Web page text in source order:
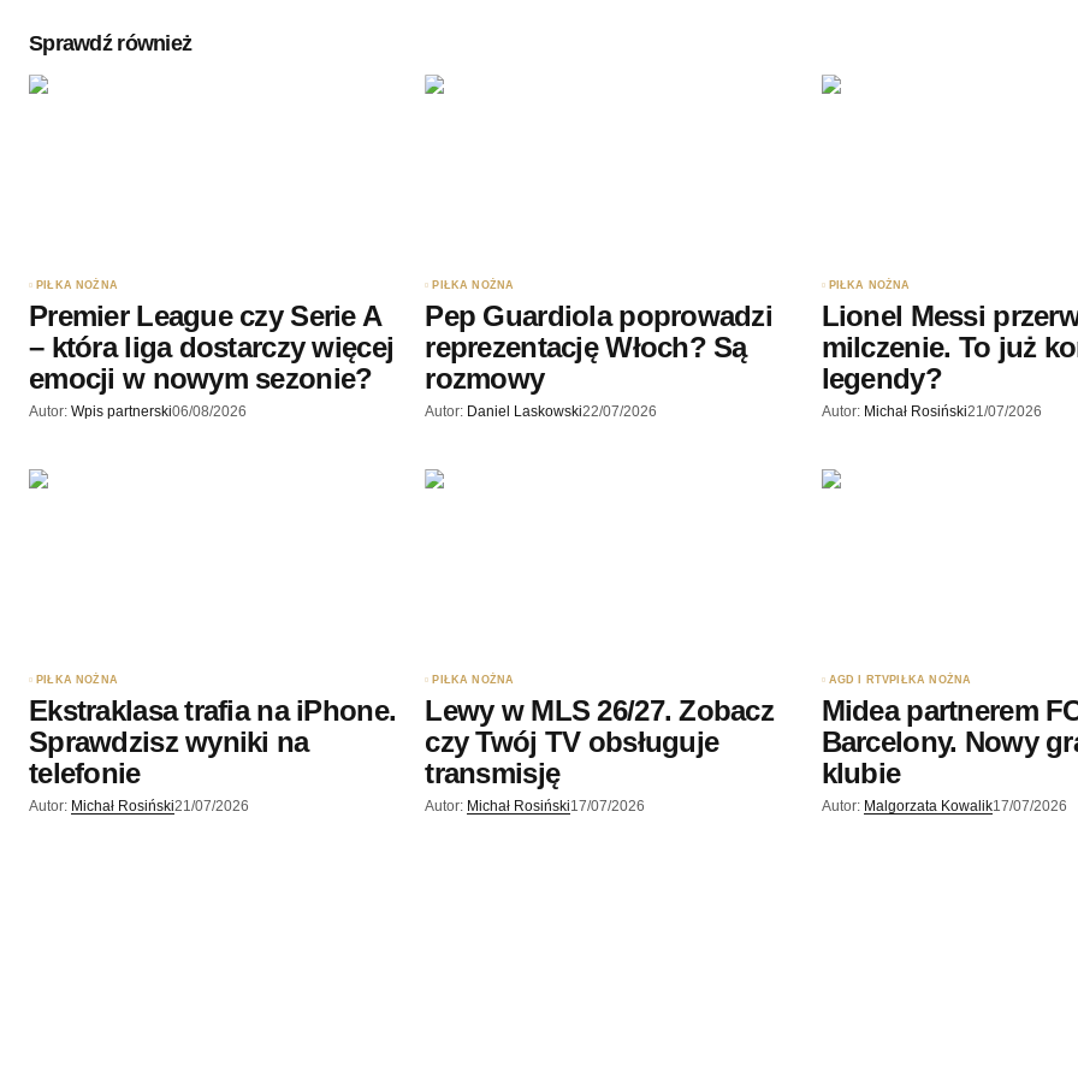
Sprawdź również
PIŁKA NOŻNA
Premier League czy Serie A
– która liga dostarczy więcej
emocji w nowym sezonie?
Autor: Wpis partnerski06/08/2026
PIŁKA NOŻNA
Pep Guardiola poprowadzi
reprezentację Włoch? Są
rozmowy
Autor: Daniel Laskowski22/07/2026
PIŁKA NOŻNA
Lionel Messi
milczenie. To już
legendy?
Autor: Michał Rosiński21/07/2026
PIŁKA NOŻNA
Ekstraklasa trafia na iPhone.
Sprawdzisz wyniki na
telefonie
Autor: Michał Rosiński21/07/2026
PIŁKA NOŻNA
Lewy w MLS 26/27. Zobacz
czy Twój TV obsługuje
transmisję
Autor: Michał Rosiński17/07/2026
AGD I RTV PIŁKA NOŻNA
Midea partnerem
Barcelony. Nowy
klubie
Autor: Malgorzata Kowalik17/07/2026